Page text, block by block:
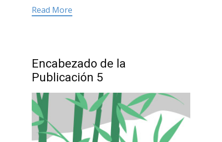
Read More
Encabezado de la
Publicación 5